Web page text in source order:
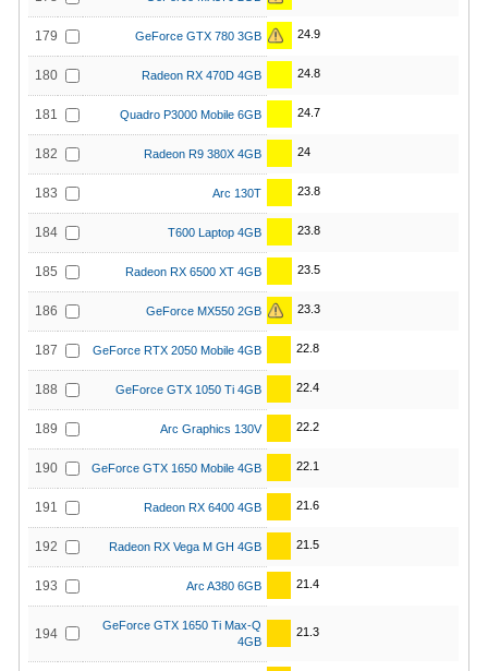
179 GeForce GTX 780 3GB 24.9
180 Radeon RX 470D 4GB 24.8
181 Quadro P3000 Mobile 6GB 24.7
182 Radeon R9 380X 4GB 24
183 Arc 130T 23.8
184 T600 Laptop 4GB 23.8
185 Radeon RX 6500 XT 4GB 23.5
186 GeForce MX550 2GB 23.3
187 GeForce RTX 2050 Mobile 4GB 22.8
188 GeForce GTX 1050 Ti 4GB 22.4
189 Arc Graphics 130V 22.2
190 GeForce GTX 1650 Mobile 4GB 22.1
191 Radeon RX 6400 4GB 21.6
192 Radeon RX Vega M GH 4GB 21.5
193 Arc A380 6GB 21.4
194
GeForce GTX 1650 Ti Max-Q
4GB
21.3